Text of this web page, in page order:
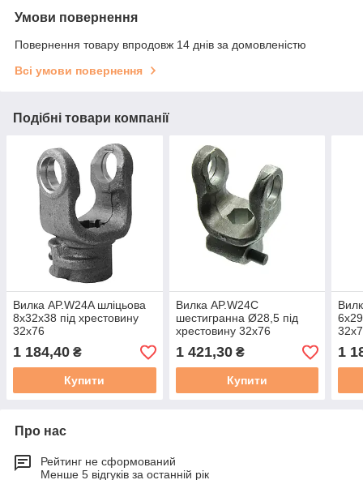
Умови повернення
Повернення товару впродовж 14 днів за домовленістю
Всі умови повернення
Подібні товари компанії
Вилка AP.W24A шліцьова
8х32х38 під хрестовину
32х76
1 184,40 ₴
Купити
Вилка AP.W24C
шестигранна Ø28,5 під
хрестовину 32х76
1 421,30₴
Купити
1
Про нас
Рейтинг не сформований
Менше 5 відгуків за останній рік